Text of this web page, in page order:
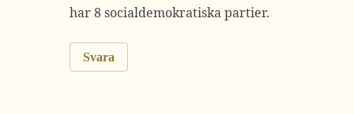
har 8 socialdemokratiska partier.
Svara